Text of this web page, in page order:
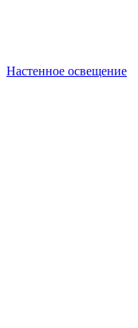
Настенное освещение